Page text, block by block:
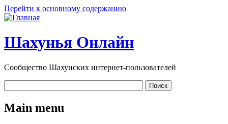
Перейти к основному содержанию
Шахунья Онлайн
Сообщество Шахунских интернет-пользователей
Main menu